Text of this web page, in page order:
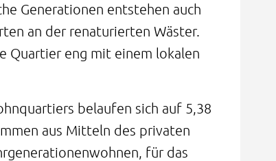
Generationen entstehen auch
an der renaturierten Wäster.
Quartier eng mit einem lokalen
belaufen sich auf 5,38
aus Mitteln des privaten
für das